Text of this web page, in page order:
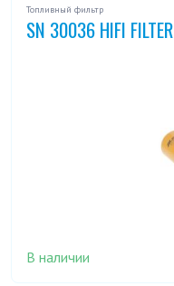
Топливный фильтр
SN 30036 HIFI FILTER
В наличии